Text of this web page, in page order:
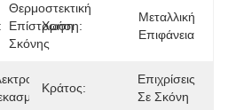
Θερμοστεκτική
Επίστρωση
Σκόνης
Χρήση:
Μεταλλική
Επιφάνεια
Κράτος:
Επιχρίσεις
Σε Σκόνη